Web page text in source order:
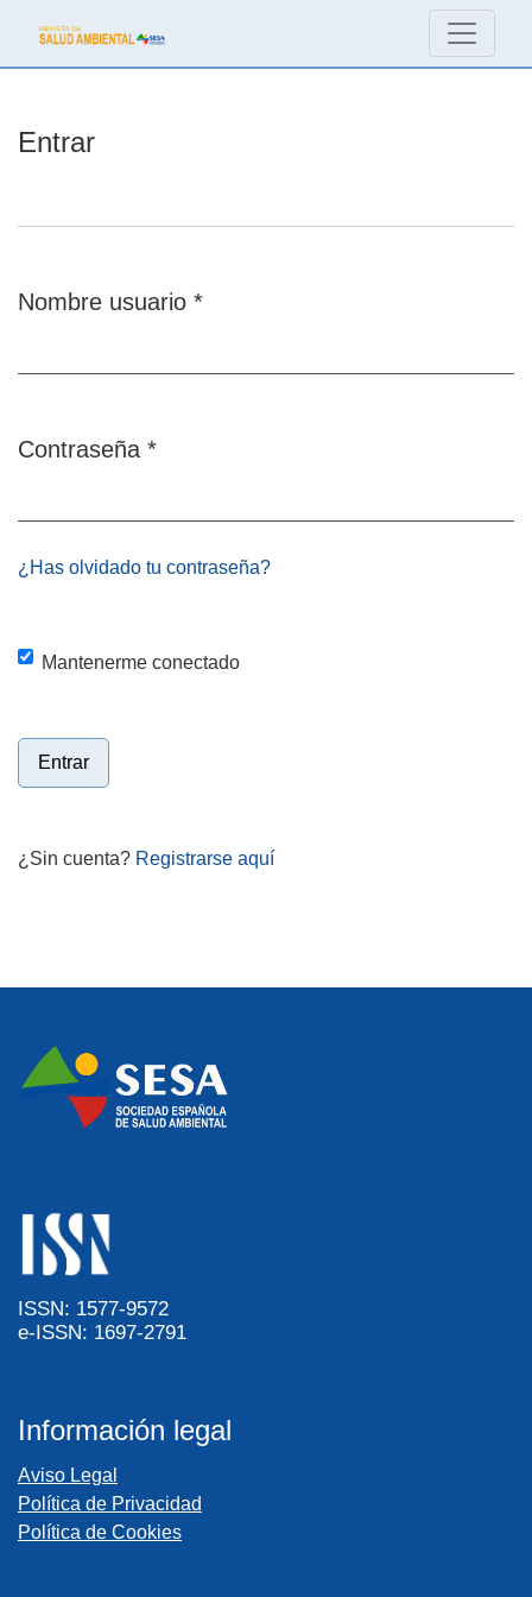
Entrar
Nombre usuario *
Contraseña *
¿Has olvidado tu contraseña?
Mantenerme conectado
Entrar
¿Sin cuenta? Registrarse aquí
ISSN: 1577-9572
e-ISSN: 1697-2791
Información legal
Aviso Legal
Política de Privacidad
Política de Cookies